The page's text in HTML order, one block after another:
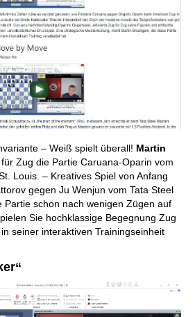
– Weiß spielt überall! Martin
Zug die Partie Caruana-Oparin vom
Louis. – Kreatives Spiel von Anfang
gegen Ju Wenjun vom Tata Steel
Partie schon nach wenigen Zügen auf
Sie hochklassige Begegnung Zug
in seiner interaktiven Trainingseinheit